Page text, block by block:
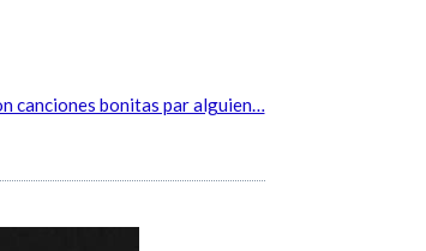
canciones bonitas par alguien…